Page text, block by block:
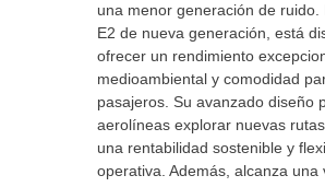
una menor generación de ruido.
E2 de nueva generación, está
ofrecer un rendimiento
medioambiental y comodidad
pasajeros. Su avanzado diseño
aerolíneas explorar nuevas rutas
una rentabilidad sostenible y
operativa. Además, alcanza una